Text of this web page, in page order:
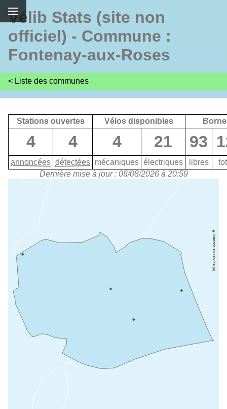
Vélib Stats (site non
officiel) - Commune :
Fontenay-aux-Roses
< Liste des communes
Stations ouvertes Vélos disponibles
4 4 4 21 93
annoncées détectées mécaniques électriques libres
Dernière mise à jour : 06/08/2026 à 20:59
Stations en service (4)